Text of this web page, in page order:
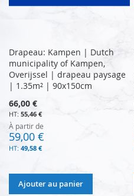
Drapeau: Kampen | Dutch
municipality of Kampen,
Overijssel | drapeau paysage
| 1.35m² | 90x150cm
66,00 €
55,46 €
À partir de
59,00 €
49,58 €
Ajouter au panier